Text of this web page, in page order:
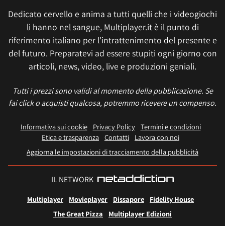
Dedicato cervello e anima a tutti quelli che i videogiochi
li hanno nel sangue, Multiplayer.it è il punto di
riferimento italiano per l'intrattenimento del presente e
del futuro. Preparatevi ad essere stupiti ogni giorno con
articoli, news, video, live e produzioni geniali.
Tutti i prezzi sono validi al momento della pubblicazione. Se
fai click o acquisti qualcosa, potremmo ricevere un compenso.
Informativa sui cookie Privacy Policy
Termini e condizioni
Etica e trasparenza Contatti
Lavora con noi
Aggiorna le impostazioni di tracciamento della pubblicità
IL NETWORK
Multiplayer Movieplayer Dissapore
Fidelity House
The Great Pizza
Multiplayer Edizioni